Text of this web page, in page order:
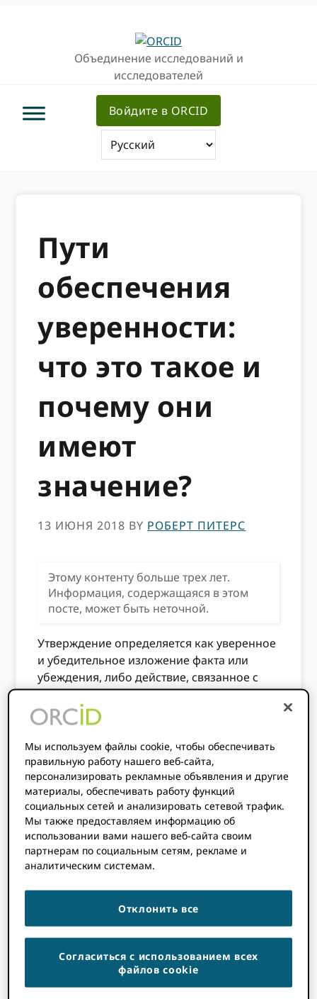
Объединение исследований и
исследователей
Войдите в ORCID
Пути
обеспечения
уверенности:
что это такое и
почему они
имеют
значение?
13 ИЮНЯ 2018 BY РОБЕРТ ПИТЕРС
Этому контенту больше трех лет.
Информация, содержащаяся в этом
посте, может быть неточной.
Утверждение определяется как уверенное
и убедительное изложение факта или
убеждения, либо действие, связанное с
утверждением чего-либо, или
осуществление полномочий, уверенное и
решительное.
Как это относится к ORCID- спросите вы?
ORCID обеспечивает связь между
отдельными исследователями (через их
ORCID iD), а также их деятельность и
принадлежность (через другие
идентификаторы и API), которые
утверждаются - либо исследователем,
Анатомия ORCID Утверждение
Хотя утверждения могут показаться
простыми, все может быстро усложняться.
Мы заботимся о трех отношениях в
утверждении. Происхождение элемента,
Мы используем файлы cookie, чтобы обеспечивать
правильную работу нашего веб-сайта,
персонализировать рекламные объявления и другие
материалы, обеспечивать работу функций
социальных сетей и анализировать сетевой трафик.
Мы также предоставляем информацию об
использовании вами нашего веб-сайта своим
партнерам по социальным сетям, рекламе и
аналитическим системам.
Отклонить все
Согласиться с использованием всех
файлов cookie